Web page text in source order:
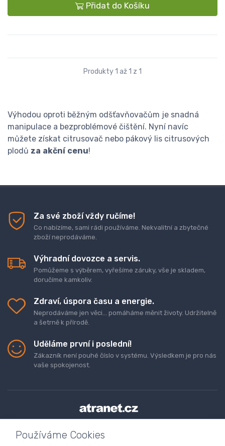
Přidat do Košíku
Produkty 1 až 1 z 1
Výhodou oproti běžným odšťavňovačům je snadná
manipulace a bezproblémové čištění. Nyní navíc
můžete získat citrusovač nebo pákový lis citrusových
plodů za akční cenu!
Za své zboží vždy ručíme!
Co nabízíme, sami rádi používáme. Nekvalitní a zbytečné
zboží neprodáváme.
Výhradní dovozce a servis.
Pomůžeme s výběrem, vyřešíme záruky, vše je skladem,
doručíme kamkoliv.
Zdraví, úspora času a energie.
Neprodáváme jen věci... pomáháme měnit životy. Udržitelně
a šetrně k přírodě.
Uděláme první i poslední!
Zákazník není pouhé číslo v systému. Výsledkem je pro nás
vaše spokojenost.
Doprava a platba zboží
Používáme Cookies